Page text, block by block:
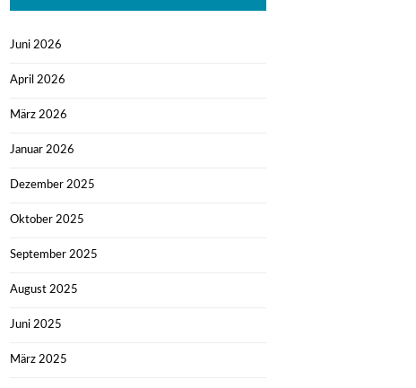
Juni 2026
April 2026
März 2026
Januar 2026
Dezember 2025
Oktober 2025
September 2025
August 2025
Juni 2025
März 2025